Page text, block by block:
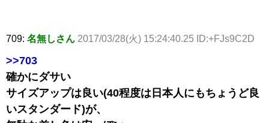
709: 名無しさん 2017/03/28(火) 15:24:40.25 ID:+FJs9C2D
>>703
確かにダサい
サイズアップは良い(40程度は日本人にもちょうど良
いスタンダード)が、